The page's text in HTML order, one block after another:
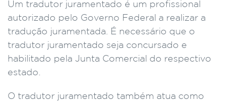
Um tradutor juramentado é um profissional
autorizado pelo Governo Federal a realizar a
tradução juramentada. É necessário que o
tradutor juramentado seja concursado e
habilitado pela Junta Comercial do respectivo
estado.
O tradutor juramentado também atua como